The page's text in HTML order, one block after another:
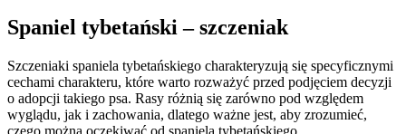
Spaniel tybetański – szczeniak
Szczeniaki spaniela tybetańskiego charakteryzują się specyficznymi
cechami charakteru, które warto rozważyć przed podjęciem decyzji
o adopcji takiego psa. Rasy różnią się zarówno pod względem
wyglądu, jak i zachowania, dlatego ważne jest, aby zrozumieć,
czego można oczekiwać od spaniela tybetańskiego.